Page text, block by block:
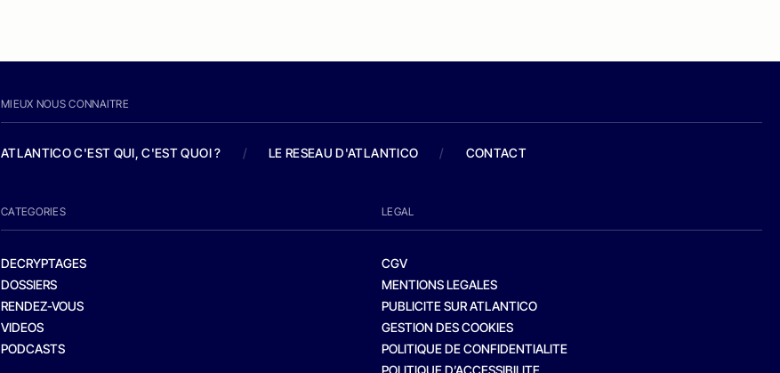
MIEUX NOUS CONNAITRE
ATLANTICO C'EST QUI, C'EST QUOI ? / LE RESEAU D'ATLANTICO / CONTACT
CATEGORIES
DECRYPTAGES
DOSSIERS
RENDEZ-VOUS
VIDEOS
PODCASTS
LEGAL
CGV
MENTIONS LEGALES
PUBLICITE SUR ATLANTICO
GESTION DES COOKIES
POLITIQUE DE CONFIDENTIALITE
POLITIQUE D’ACCESSIBILITE